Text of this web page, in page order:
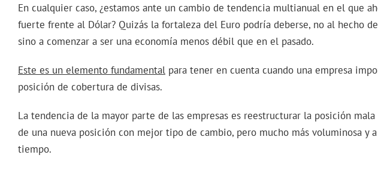
En cualquier caso, ¿estamos ante un cambio de tendencia multianual en el que
fuerte frente al Dólar? Quizás la fortaleza del Euro podría deberse, no al hecho
sino a comenzar a ser una economía menos débil que en el pasado.
Este es un elemento fundamental para tener en cuenta cuando una empresa
posición de cobertura de divisas.
La tendencia de la mayor parte de las empresas es reestructurar la posición
de una nueva posición con mejor tipo de cambio, pero mucho más voluminosa y
tiempo.